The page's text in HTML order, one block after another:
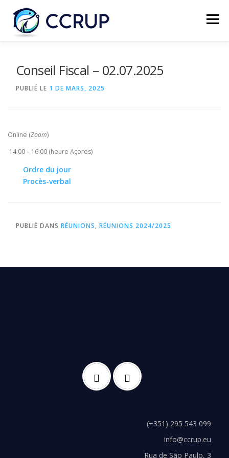
Menu
Conseil Fiscal – 02.07.2025
PUBLIÉ LE 1 DE MARS, 2025
Online (Zoom)
14:00 – 16:00 (heure Açores)
Ordre du jour
Procès-verbal
PUBLIÉ DANS RÉUNIONS, RÉUNIONS 2024/2025
(+351) 295 543 099
info@ccrup.eu
Rua de São Paulo, 3